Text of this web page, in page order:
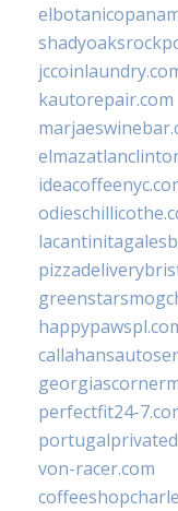
kautorepair.com
perfectfit24-
von-racer.com